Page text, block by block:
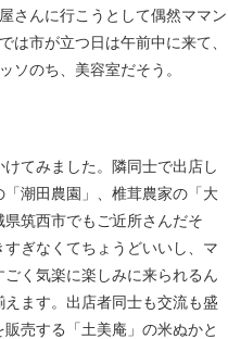
さんに行こうとして偶然ママン
は市が立つ日は午前中に来て、
ソのち、美容室だそう。
てみました。隣同士で出店し
「潮田農園」、椎茸農家の「大
筑西市でもご近所さんだそ
すぎなくてちょうどいいし、マ
ごく気楽に楽しみに来られるん
えます。出店者同士も交流も盛
販売する「土美庵」の米ぬかと